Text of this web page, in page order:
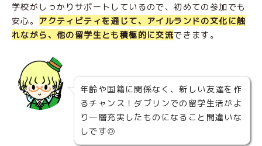
学校がしっかりサポートしているので、初めての参加でも
安心。 アクティビティを通じて、アイルランドの文化に触
れながら、他の留学生とも積極的に交流できます。
年齢や国籍に関係なく、新しい友達を作
るチャンス！ダブリンでの留学生活がよ
り一層充実したものになること間違いな
しです◎